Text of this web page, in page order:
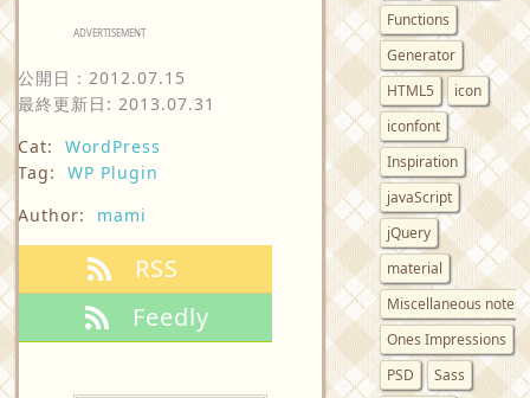
ADVERTISEMENT
公開日： 2012.07.15
最終更新日: 2013.07.31
Cat:
WordPress
Tag:
WP Plugin
Author:
mami
RSS
Feedly
Functions
Generator
HTML5
icon
iconfont
Inspiration
javaScript
jQuery
material
Miscellaneous notes
Ones Impressions
PSD
Sass